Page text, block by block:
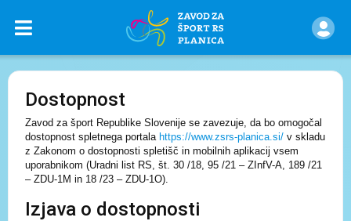
Dostopnost
Zavod za šport Republike Slovenije se zavezuje, da bo omogočal
dostopnost spletnega portala https://www.zsrs-planica.si/ v skladu
z Zakonom o dostopnosti spletišč in mobilnih aplikacij vsem
uporabnikom (Uradni list RS, št. 30 /18, 95 /21 – ZInfV-A, 189 /21
– ZDU-1M in 18 /23 – ZDU-1O).
Izjava o dostopnosti